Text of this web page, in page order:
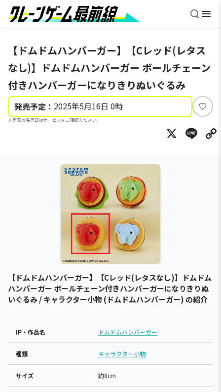
【ドムドムハンバーガー】【Cレッド(レタス
なし)】ドムドムハンバーガー ボールチェーン
付きハンバーガーになりきりぬいぐるみ
発売予定： 2025年5月16日 0時
※実際の発売日はサービスをご確認ください。
い
ね
X
【ドムドムハンバーガー】【Cレッド(レタスなし)】ドムドム
ハンバーガー ボールチェーン付きハンバーガーになりきりぬ
いぐるみ / キャラクター小物 (ドムドムハンバーガー) の紹介
IP・作品名 ドムドムハンバーガー
種類 キャラクター小物
サイズ 約8cm